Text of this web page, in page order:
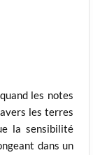
les notes
les terres
la sensibilité
dans un